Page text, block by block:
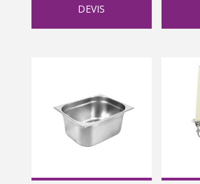
DEVIS